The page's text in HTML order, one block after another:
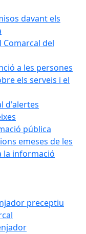
davant els
Comarcal del
a les persones
els serveis i el
d'alertes
pública
emeses de les
la informació
preceptiu